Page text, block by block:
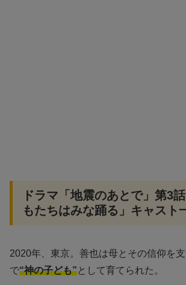
ドラマ「地震のあとで」第3
もたちはみな踊る」キャスト
2020年、東京。善也は母とその信仰を
で“神の子ども”として育てられた。